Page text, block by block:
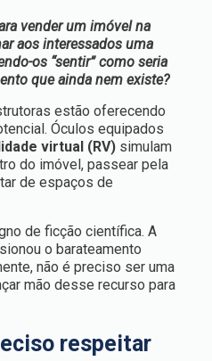
vender um imóvel na
aos interessados uma
os “sentir” como seria
que ainda nem existe?
estão oferecendo
Óculos equipados
virtual (RV) simulam
do imóvel, passear pela
de espaços de
de ficção científica. A
o barateamento
não é preciso ser uma
mão desse recurso para
respeitar